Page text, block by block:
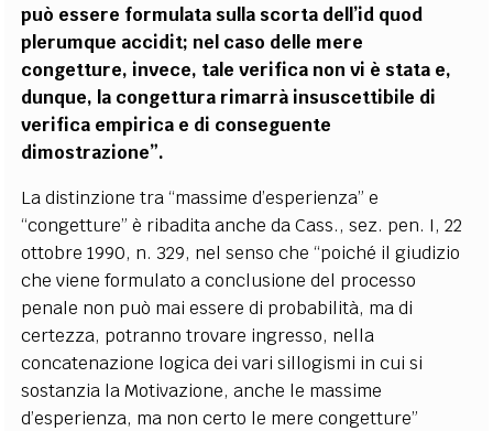
può essere formulata sulla scorta dell’id quod
plerumque accidit; nel caso delle mere
congetture, invece, tale verifica non vi è stata e,
dunque, la congettura rimarrà insuscettibile di
verifica empirica e di conseguente
dimostrazione”.
La distinzione tra “massime d’esperienza” e
“congetture” è ribadita anche da Cass., sez. pen. I, 22
ottobre 1990, n. 329, nel senso che “poiché il giudizio
che viene formulato a conclusione del processo
penale non può mai essere di probabilità, ma di
certezza, potranno trovare ingresso, nella
concatenazione logica dei vari sillogismi in cui si
sostanzia la Motivazione, anche le massime
d’esperienza, ma non certo le mere congetture”